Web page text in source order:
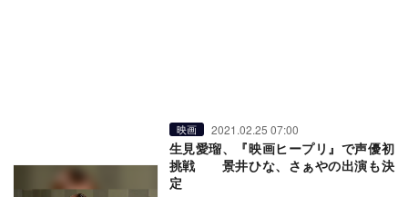
映画 2021.02.25 07:00
生見愛瑠、『映画ヒープリ』で声優初
挑戦 景井ひな、さぁやの出演も決
定